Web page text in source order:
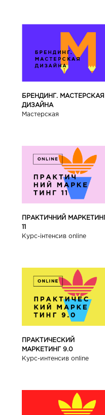
БРЕНДИНГ. МАСТЕРСКАЯ
ДИЗАЙНА
Мастерская
ПРАКТИЧНИЙ МАРКЕТИНГ
11
Курс-інтенсив online
ПРАКТИЧЕСКИЙ
МАРКЕТИНГ 9.0
Курс-интенсив online